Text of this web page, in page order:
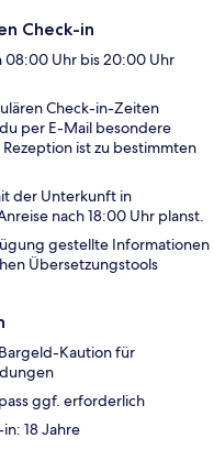
Check-in
08:00 Uhr bis 20:00 Uhr
Check-in-Zeiten
per E-Mail besondere
ist zu bestimmten
der Unterkunft in
nach 18:00 Uhr planst.
gestellte Informationen
Übersetzungstools
Kaution für
ggf. erforderlich
18 Jahre